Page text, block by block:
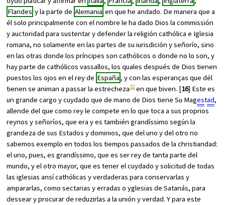
Flandes y la parte de Alemania en que he andado. De manera que a
él solo principalmente con el nombre le ha dado Dios la commissión
y auctoridad para sustentar y defender la religión cathólica e Iglesia
romana, no solamente en las partes de su iurisdición y señorío, sino
en las otras donde los príncipes son cathólicos o donde no lo son, y
hay parte de cathólicos vassallos, los quales después de Dios tienen
puestos los ojos en el rey de España, y con las esperanças que dél
tienen se animan a passar la estrecheza32en que biven. [16] Este es
un grande cargo y cuydado que de mano de Dios tiene Su Magestad,
allende del que como rey le compete en lo que toca a sus proprios
reynos y señoríos, que era y es también grandíssimo según la
grandeza de sus Estados y dominios, que del uno y del otro no
sabemos exemplo en todos los tiempos passados de la christiandad:
el uno, pues, es grandíssimo, que es ser rey de tanta parte del
mundo, y el otro mayor, que es tener el cuydado y solicitud de todas
las iglesias ansí cathólicas y verdaderas para conservarlas y
ampararlas, como sectarias y erradas o yglesias de Satanás, para
dessear y procurar de reduzirlas a la unión y verdad. Y para este